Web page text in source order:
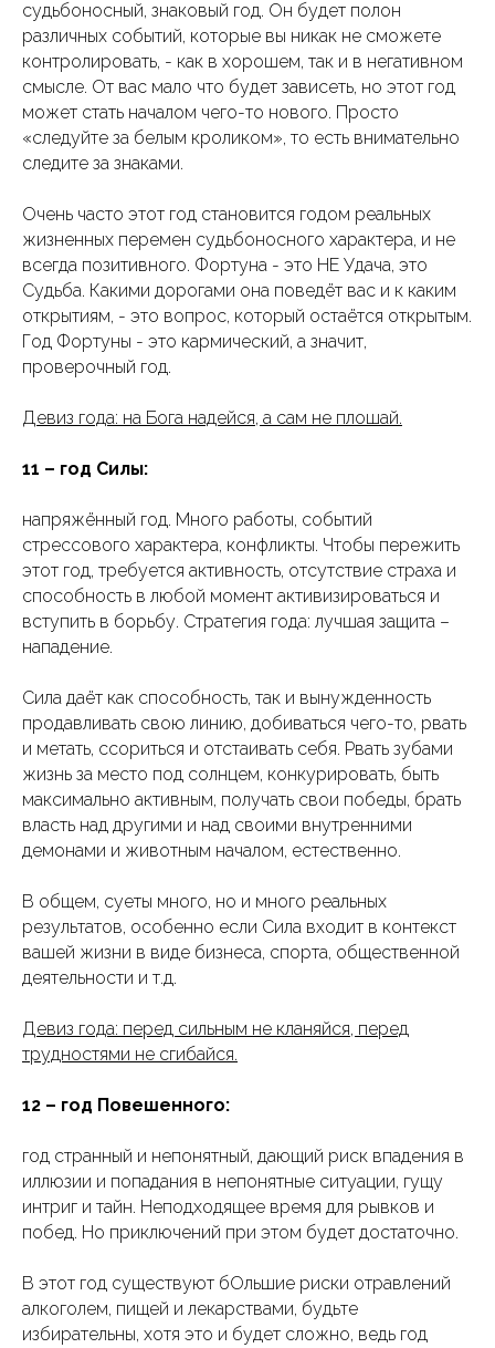
судьбоносный, знаковый год. Он будет полон
различных событий, которые вы никак не сможете
контролировать, - как в хорошем, так и в негативном
смысле. От вас мало что будет зависеть, но этот год
может стать началом чего-то нового. Просто
«следуйте за белым кроликом», то есть внимательно
следите за знаками.
Очень часто этот год становится годом реальных
жизненных перемен судьбоносного характера, и не
всегда позитивного. Фортуна - это НЕ Удача, это
Судьба. Какими дорогами она поведёт вас и к каким
открытиям, - это вопрос, который остаётся открытым.
Год Фортуны - это кармический, а значит,
проверочный год.
Девиз года: на Бога надейся, а сам не плошай.
11 – год Силы:
напряжённый год. Много работы, событий
стрессового характера, конфликты. Чтобы пережить
этот год, требуется активность, отсутствие страха и
способность в любой момент активизироваться и
вступить в борьбу. Стратегия года: лучшая защита –
нападение.
Сила даёт как способность, так и вынужденность
продавливать свою линию, добиваться чего-то, рвать
и метать, ссориться и отстаивать себя. Рвать зубами
жизнь за место под солнцем, конкурировать, быть
максимально активным, получать свои победы, брать
власть над другими и над своими внутренними
демонами и животным началом, естественно.
В общем, суеты много, но и много реальных
результатов, особенно если Сила входит в контекст
вашей жизни в виде бизнеса, спорта, общественной
деятельности и т.д.
Девиз года: перед сильным не кланяйся, перед
трудностями не сгибайся.
12 – год Повешенного:
год странный и непонятный, дающий риск впадения в
иллюзии и попадания в непонятные ситуации, гущу
интриг и тайн. Неподходящее время для рывков и
побед. Но приключений при этом будет достаточно.
В этот год существуют бОльшие риски отравлений
алкоголем, пищей и лекарствами, будьте
избирательны, хотя это и будет сложно, ведь год